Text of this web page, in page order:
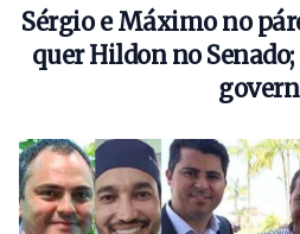
Sérgio e Máximo no
quer Hildon no